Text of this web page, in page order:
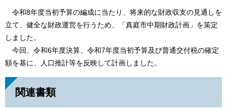
令和8年度当初予算の編成に当たり、将来的な財政収支の見通しを
立て、健全な財政運営を行うため、「真庭市中期財政計画」を策定
しました。
今回、令和6年度決算、令和7年度当初予算及び普通交付税の確定
額を基に、人口推計等を反映して計画しました。
関連書類